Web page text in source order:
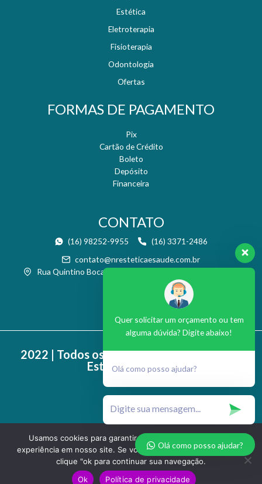
Estética
Eletroterapia
Fisioterapia
Odontologia
Ofertas
FORMAS DE PAGAMENTO
Pix
Cartão de Crédito
Boleto
Depósito
Financeira
CONTATO
(16) 98252-9955
(16) 3371-2486
contato@nresteticaesaude.com.br
Rua Quintino Bocaiúva, 986 - Boa Vista - São Carlos / SP
2022 | Todos os direitos reservados © NR
Estética e Saúde
Quer solicitar um orçamento ou tem
alguma dúvida? Digite abaixo!
Olá como posso ajudar?
Olá como posso ajudar?
Usamos cookies para garantir que oferecemos a melhor
experiência em nosso site. Se você continuar a usar este site,
clique "ok para continuar sua navegação.
Ok
Política de privacidade